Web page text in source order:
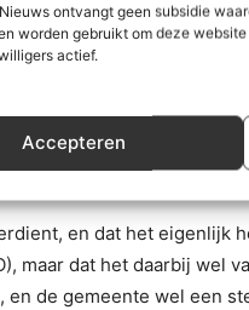
ontvangt geen subsidie
worden gebruikt om deze
actief.
Accepteren
huizen het grootste
rond is en of het contract
dan verschillend
en dat het eigenlijk
maar dat het daarbij wel
de gemeente wel een